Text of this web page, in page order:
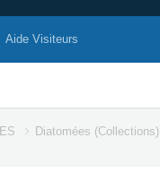
Aide Visiteurs
Diatomées (Collections)